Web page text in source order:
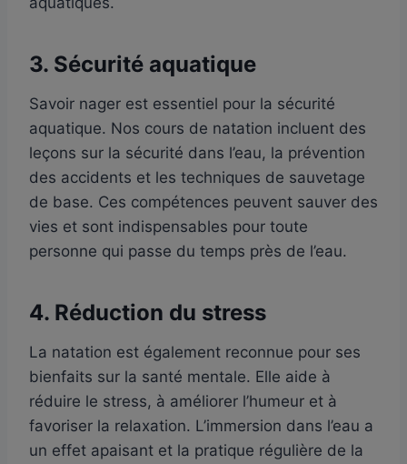
3. Sécurité aquatique
Savoir nager est essentiel pour la sécurité
aquatique. Nos cours de natation incluent des
leçons sur la sécurité dans l’eau, la prévention
des accidents et les techniques de sauvetage
de base. Ces compétences peuvent sauver des
vies et sont indispensables pour toute
personne qui passe du temps près de l’eau.
4. Réduction du stress
La natation est également reconnue pour ses
bienfaits sur la santé mentale. Elle aide à
réduire le stress, à améliorer l’humeur et à
favoriser la relaxation. L’immersion dans l’eau a
un effet apaisant et la pratique régulière de la